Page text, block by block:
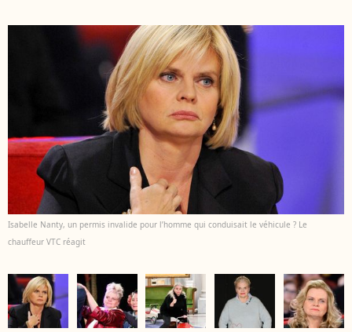
Isabelle Nanty, un permis invalide pour l’homme qui conduisait le véhicule ? Le
chauffeur VTC réagit